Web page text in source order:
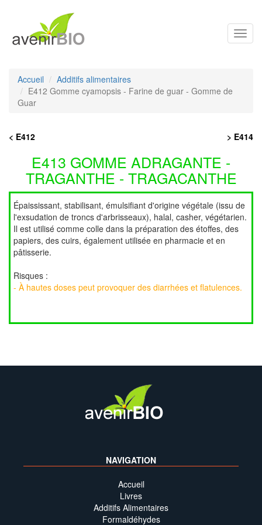
Accueil
Additifs alimentaires
E412 Gomme cyamopsis - Farine de guar - Gomme de
Guar
< E412 > E414
E413 GOMME ADRAGANTE -
TRAGANTHE - TRAGACANTHE
Épaississant, stabilisant, émulsifiant d'origine végétale (issu de
l'exsudation de troncs d'arbrisseaux), halal, casher, végétarien.
Il est utilisé comme colle dans la préparation des étoffes, des
papiers, des cuirs, également utilisée en pharmacie et en
pâtisserie.
Risques :
- À hautes doses peut provoquer des diarrhées et flatulences.
NAVIGATION
Accueil
Livres
Additifs Alimentaires
Formaldéhydes